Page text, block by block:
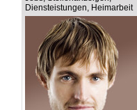
Diensteistungen, Heimarbeit